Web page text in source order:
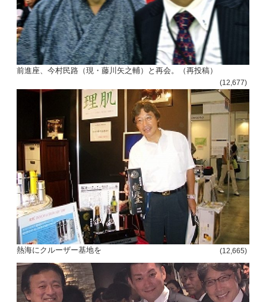
前進座、今村民路（現・藤川矢之輔）と再会。（再投稿）
(12,677)
熱海にクルーザー基地を (12,665)